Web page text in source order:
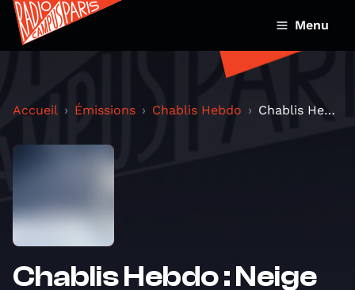
Menu
Accueil Émissions Chablis Hebdo Chablis Hebdo : Neige sur la ville
Chablis Hebdo : Neige